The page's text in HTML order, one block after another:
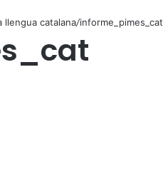
catalana/informe_pimes_cat